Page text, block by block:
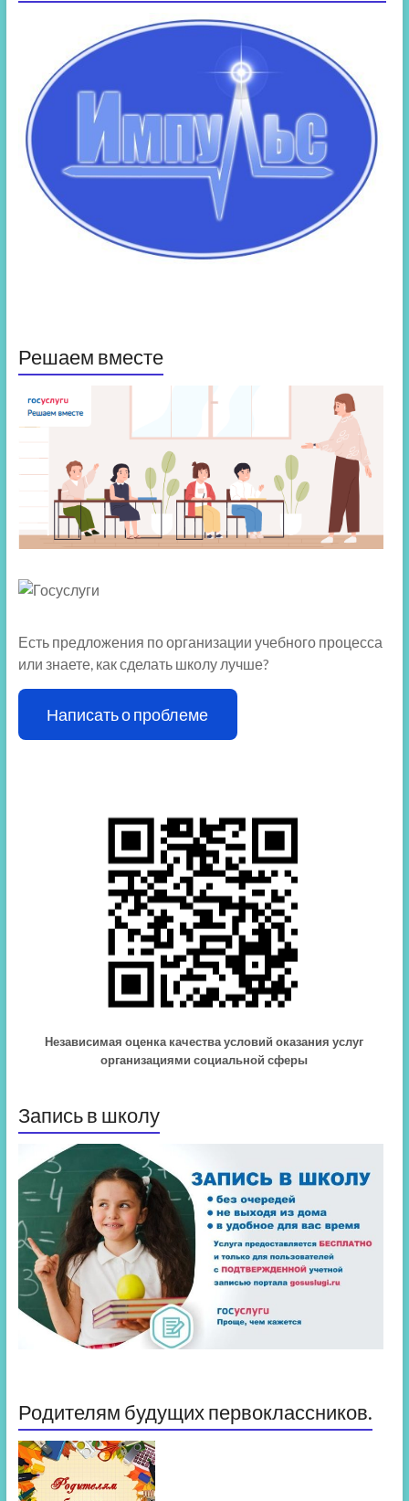
Решаем вместе
Есть предложения по организации учебного процесса
или знаете, как сделать школу лучше?
Написать о проблеме
Независимая оценка качества условий оказания услуг
организациями социальной сферы
Запись в школу
Родителям будущих первоклассников.